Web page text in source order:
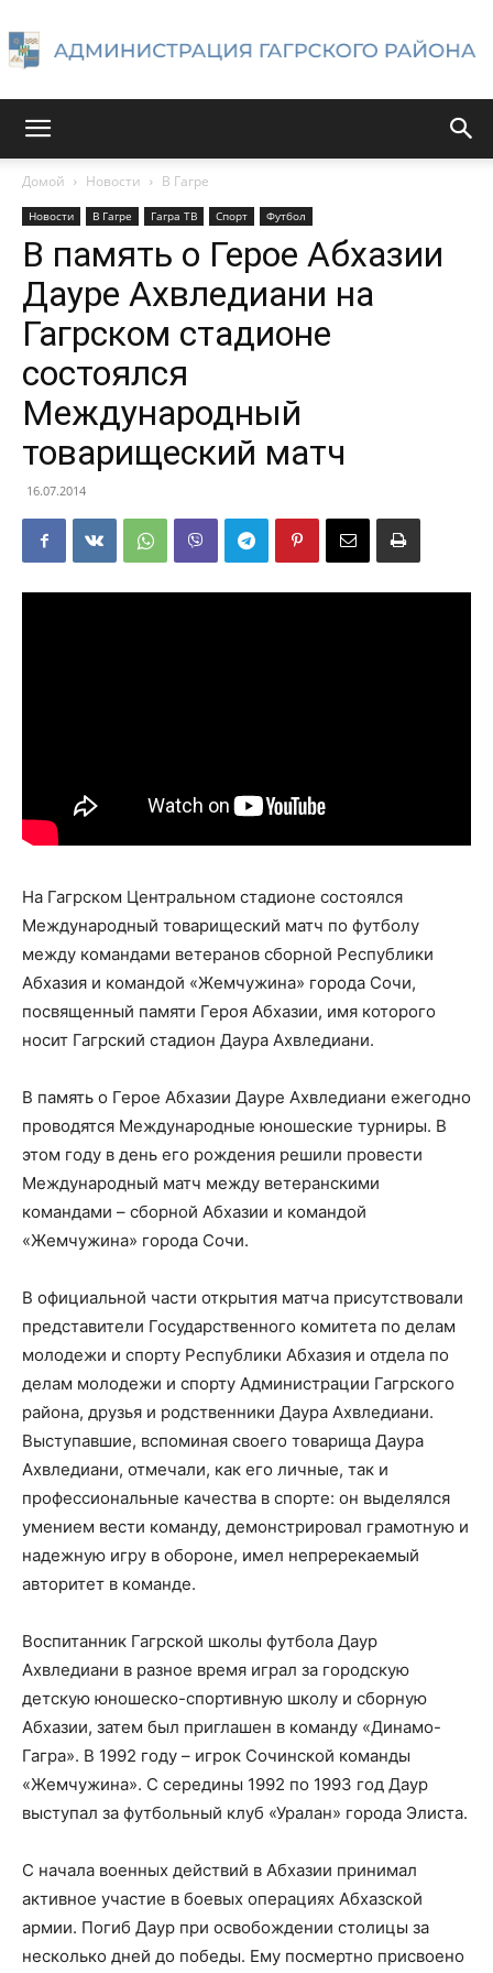
Гагрского
района
Домой Новости В Гагре
Новости В Гагре Гагра ТВ Спорт Футбол
В память о Герое Абхазии
Дауре Ахвледиани на
Гагрском стадионе
состоялся
Международный
товарищеский матч
16.07.2014
На Гагрском Центральном стадионе состоялся
Международный товарищеский матч по футболу
между командами ветеранов сборной Республики
Абхазия и командой «Жемчужина» города Сочи,
посвященный памяти Героя Абхазии, имя которого
носит Гагрский стадион Даура Ахвледиани.
В память о Герое Абхазии Дауре Ахвледиани ежегодно
проводятся Международные юношеские турниры. В
этом году в день его рождения решили провести
Международный матч между ветеранскими
командами – сборной Абхазии и командой
«Жемчужина» города Сочи.
В официальной части открытия матча присутствовали
представители Государственного комитета по делам
молодежи и спорту Республики Абхазия и отдела по
делам молодежи и спорту Администрации Гагрского
района, друзья и родственники Даура Ахвледиани.
Выступавшие, вспоминая своего товарища Даура
Ахвледиани, отмечали, как его личные, так и
профессиональные качества в спорте: он выделялся
умением вести команду, демонстрировал грамотную и
надежную игру в обороне, имел непререкаемый
авторитет в команде.
Воспитанник Гагрской школы футбола Даур
Ахвледиани в разное время играл за городскую
детскую юношеско-спортивную школу и сборную
Абхазии, затем был приглашен в команду «Динамо-
Гагра». В 1992 году – игрок Сочинской команды
«Жемчужина». С середины 1992 по 1993 год Даур
выступал за футбольный клуб «Уралан» города Элиста.
С начала военных действий в Абхазии принимал
активное участие в боевых операциях Абхазской
армии. Погиб Даур при освобождении столицы за
несколько дней до победы. Ему посмертно присвоено